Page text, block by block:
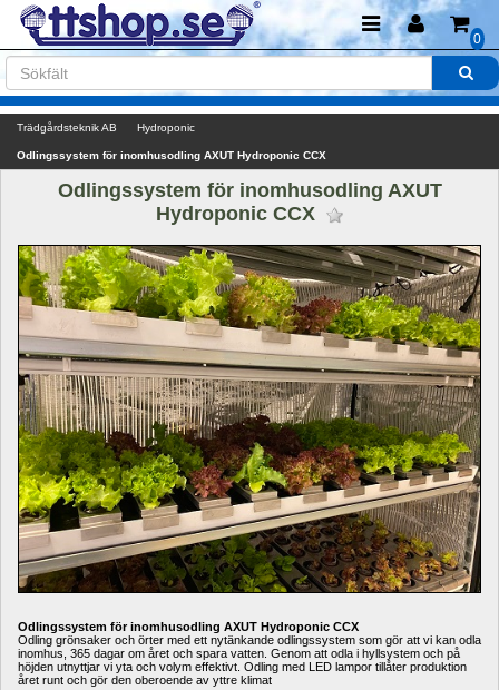
0
Trädgårdsteknik AB Hydroponic
Odlingssystem för inomhusodling AXUT Hydroponic CCX
Odlingssystem för inomhusodling AXUT
Hydroponic CCX
Odlingssystem för inomhusodling AXUT Hydroponic CCX
Odling grönsaker och örter med ett nytänkande odlingssystem som gör att vi kan odla
inomhus, 365 dagar om året och spara vatten. Genom att odla i hyllsystem och på
höjden utnyttjar vi yta och volym effektivt. Odling med LED lampor tillåter produktion
året runt och gör den oberoende av yttre klimat